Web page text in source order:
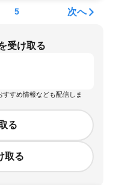
5 次へ
受け取る
すすめ情報なども配信しま
る
取る